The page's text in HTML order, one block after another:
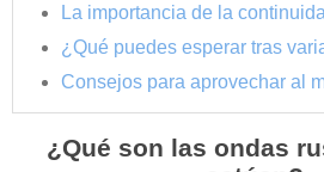
La importancia de la
¿Qué puedes esperar tras
Consejos para aprovechar al
¿Qué son las ondas